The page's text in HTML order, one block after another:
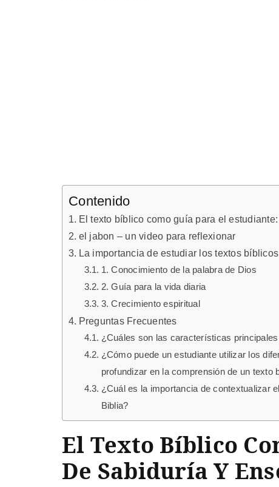
Contenido
El texto bíblico como guía para el
el jabon – un video para reflexionar
La importancia de estudiar los textos bíblicos
1. Conocimiento de la palabra de Dios
2. Guía para la vida diaria
3. Crecimiento espiritual
Preguntas Frecuentes
¿Cuáles son las características
¿Cómo puede un estudiante utilizar los
profundizar en la comprensión de un texto
¿Cuál es la importancia de contextualizar
Biblia?
El Texto Bíblico
De Sabiduría Y